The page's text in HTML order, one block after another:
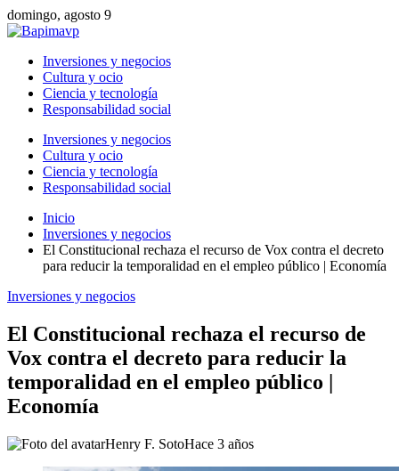
domingo, agosto 9
Inversiones y negocios
Cultura y ocio
Ciencia y tecnología
Responsabilidad social
Inversiones y negocios
Cultura y ocio
Ciencia y tecnología
Responsabilidad social
Inicio
Inversiones y negocios
El Constitucional rechaza el recurso de Vox contra el decreto
para reducir la temporalidad en el empleo público | Economía
Inversiones y negocios
El Constitucional rechaza el recurso de
Vox contra el decreto para reducir la
temporalidad en el empleo público |
Economía
Henry F. SotoHace 3 años